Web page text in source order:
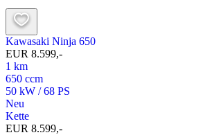
Kawasaki Ninja 650
EUR 8.599,-
1 km
650 ccm
50 kW / 68 PS
Neu
Kette
EUR 8.599,-